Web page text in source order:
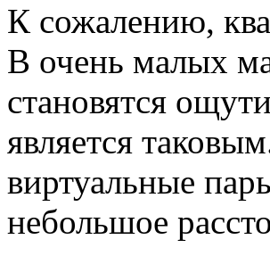
К сожалению,
В очень малых
становятся
является
виртуальные
небольшое